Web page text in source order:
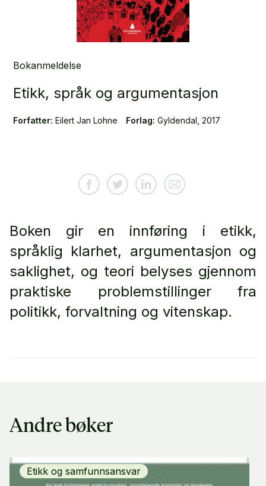
Bokanmeldelse
Etikk, språk og argumentasjon
Forfatter: Eilert Jan Lohne Forlag: Gyldendal, 2017
Boken gir en innføring i etikk,
språklig klarhet, argumentasjon og
saklighet, og teori belyses gjennom
praktiske problemstillinger fra
politikk, forvaltning og vitenskap.
Andre bøker
Etikk og samfunnsansvar